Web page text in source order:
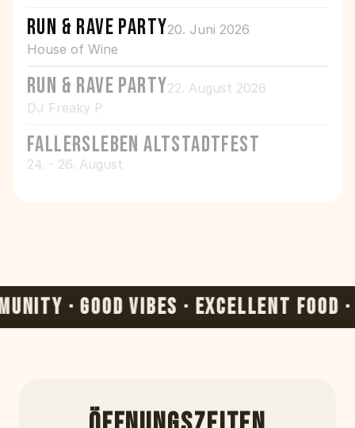
RUN & RAVE PARTY20. Juni 2026
House of Wine
RUN & RAVE PARTY22. August 2026
DJ Freaky P
Fallersleben Altstadtfest
24. - 26. August
· GOOD VIBES · EXCELLENT FOOD ·